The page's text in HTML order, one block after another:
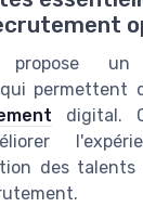
propose
permettent
digital.
des talents